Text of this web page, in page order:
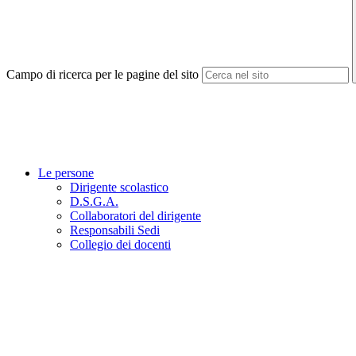
Campo di ricerca per le pagine del sito
Le persone
Dirigente scolastico
D.S.G.A.
Collaboratori del dirigente
Responsabili Sedi
Collegio dei docenti